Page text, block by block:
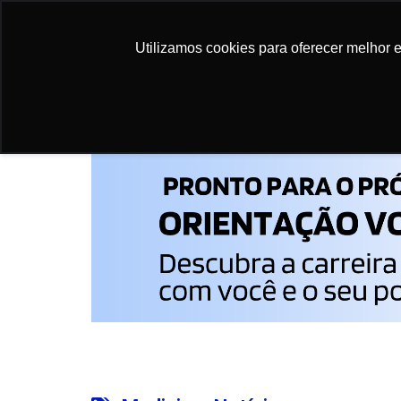
Utilizamos cookies para oferecer melhor
Utilizamos cookies para oferecer melhor